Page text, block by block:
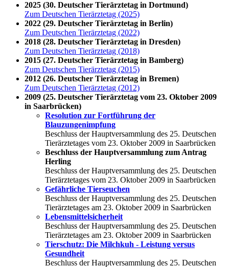
2025 (30. Deutscher Tierärztetag in Dortmund)
Zum Deutschen Tierärztetag (2025)
2022 (29. Deutscher Tierärztetag in Berlin)
Zum Deutschen Tierärztetag (2022)
2018 (28. Deutscher Tierärztetag in Dresden)
Zum Deutschen Tierärztetag (2018)
2015 (27. Deutscher Tierärztetag in Bamberg)
Zum Deutschen Tierärztetag (2015)
2012 (26. Deutscher Tierärztetag in Bremen)
Zum Deutschen Tierärztetag (2012)
2009 (25. Deutscher Tierärztetag vom 23. Oktober 2009
in Saarbrücken)
Resolution zur Fortführung der
Blauzungenimpfung
Beschluss der Hauptversammlung des 25. Deutschen
Tierärztetages vom 23. Oktober 2009 in Saarbrücken
Beschluss der Hauptversammlung zum Antrag
Herling
Beschluss der Hauptversammlung des 25. Deutschen
Tierärztetages vom 23. Oktober 2009 in Saarbrücken
Gefährliche Tierseuchen
Beschluss der Hauptversammlung des 25. Deutschen
Tierärztetages am 23. Oktober 2009 in Saarbrücken
Lebensmittelsicherheit
Beschluss der Hauptversammlung des 25. Deutschen
Tierärztetages am 23. Oktober 2009 in Saarbrücken
Tierschutz: Die Milchkuh - Leistung versus
Gesundheit
Beschluss der Hauptversammlung des 25. Deutschen